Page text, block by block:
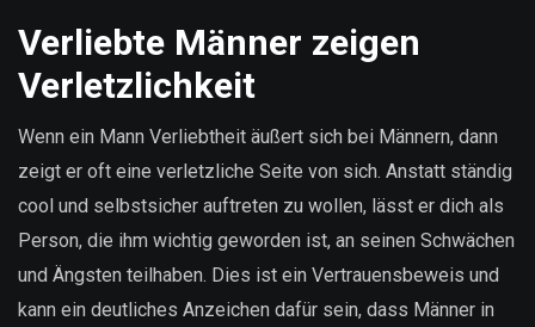
Verliebte Männer zeigen
Verletzlichkeit
Wenn ein Mann Verliebtheit äußert sich bei Männern, dann
zeigt er oft eine verletzliche Seite von sich. Anstatt ständig
cool und selbstsicher auftreten zu wollen, lässt er dich als
Person, die ihm wichtig geworden ist, an seinen Schwächen
und Ängsten teilhaben. Dies ist ein Vertrauensbeweis und
kann ein deutliches Anzeichen dafür sein, dass Männer in